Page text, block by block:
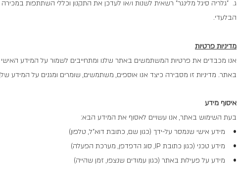
ג. "גלריה סיגל מלינגר" רשאית לשנות ו/או לעדכן את התקנון וכללי השתתפות
הבלעדי.
מדיניות פרטיות
אנו מכבדים את פרטיות המשתמשים באתר שלנו ומתחייבים לשמור על המידע
באתר. מדיניות זו מסבירה כיצד אנו אוספים, משתמשים, שומרים ומגנים על המידע
איסוף מידע
בעת השימוש באתר, אנו עשויים לאסוף את המידע הבא:
• מידע אישי שנמסר על-ידך (כגון שם, כתובת דוא"ל, טלפון)
• מידע טכני (כגון כתובת IP, סוג הדפדפן, מערכת הפעלה)
• מידע על פעילות באתר (כגון עמודים שנצפו, זמן שהייה)